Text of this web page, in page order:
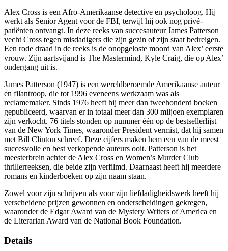
Alex Cross is een Afro-Amerikaanse detective en psycholoog. Hij
werkt als Senior Agent voor de FBI, terwijl hij ook nog privé-
patiënten ontvangt. In deze reeks van succesauteur James Patterson
vecht Cross tegen misdadigers die zijn gezin of zijn staat bedreigen.
Een rode draad in de reeks is de onopgeloste moord van Alex’ eerste
vrouw. Zijn aartsvijand is The Mastermind, Kyle Craig, die op Alex’
ondergang uit is.
James Patterson (1947) is een wereldberoemde Amerikaanse auteur
en filantroop, die tot 1996 eveneens werkzaam was als
reclamemaker. Sinds 1976 heeft hij meer dan tweehonderd boeken
gepubliceerd, waarvan er in totaal meer dan 300 miljoen exemplaren
zijn verkocht. 76 titels stonden op nummer één op de bestsellerlijst
van de New York Times, waaronder President vermist, dat hij samen
met Bill Clinton schreef. Deze cijfers maken hem een van de meest
succesvolle en best verkopende auteurs ooit. Patterson is het
meesterbrein achter de Alex Cross en Women’s Murder Club
thrillerreeksen, die beide zijn verfilmd. Daarnaast heeft hij meerdere
romans en kinderboeken op zijn naam staan.
Zowel voor zijn schrijven als voor zijn liefdadigheidswerk heeft hij
verscheidene prijzen gewonnen en onderscheidingen gekregen,
waaronder de Edgar Award van de Mystery Writers of America en
de Literarian Award van de National Book Foundation.
Details